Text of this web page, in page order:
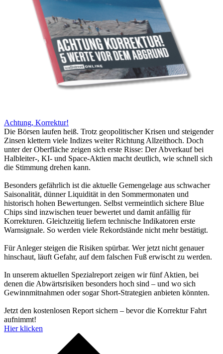
Achtung, Korrektur!
Die Börsen laufen heiß. Trotz geopolitischer Krisen und steigender
Zinsen klettern viele Indizes weiter Richtung Allzeithoch. Doch
unter der Oberfläche zeigen sich erste Risse: Der Abverkauf bei
Halbleiter-, KI- und Space-Aktien macht deutlich, wie schnell sich
die Stimmung drehen kann.
Besonders gefährlich ist die aktuelle Gemengelage aus schwacher
Saisonalität, dünner Liquidität in den Sommermonaten und
historisch hohen Bewertungen. Selbst vermeintlich sichere Blue
Chips sind inzwischen teuer bewertet und damit anfällig für
Korrekturen. Gleichzeitig liefern technische Indikatoren erste
Warnsignale. So werden viele Rekordstände nicht mehr bestätigt.
Für Anleger steigen die Risiken spürbar. Wer jetzt nicht genauer
hinschaut, läuft Gefahr, auf dem falschen Fuß erwischt zu werden.
In unserem aktuellen Spezialreport zeigen wir fünf Aktien, bei
denen die Abwärtsrisiken besonders hoch sind – und wo sich
Gewinnmitnahmen oder sogar Short-Strategien anbieten könnten.
Jetzt den kostenlosen Report sichern – bevor die Korrektur Fahrt
aufnimmt!
Hier klicken